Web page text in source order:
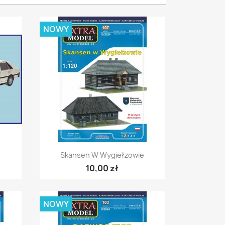
Szybki podgląd
Skansen W Wygiełzowie
10,00 zł
NOWY
NOWY